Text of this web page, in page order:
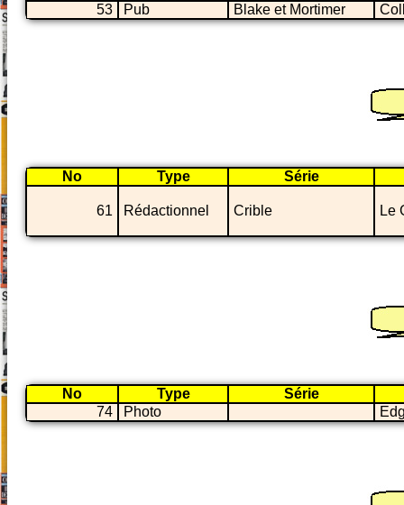
53
Pub Blake et Mortimer
No Type Série
61 Rédactionnel Crible Le
No Type
Série
74
Photo